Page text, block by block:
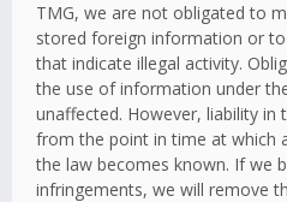
TMG, we are not obligated to
stored foreign information or
that indicate illegal activity.
the use of information under
unaffected. However, liability in
from the point in time at which
the law becomes known. If we
infringements, we will remove